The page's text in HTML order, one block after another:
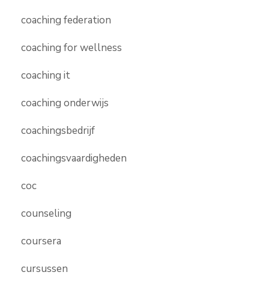
coaching federation
coaching for wellness
coaching it
coaching onderwijs
coachingsbedrijf
coachingsvaardigheden
coc
counseling
coursera
cursussen